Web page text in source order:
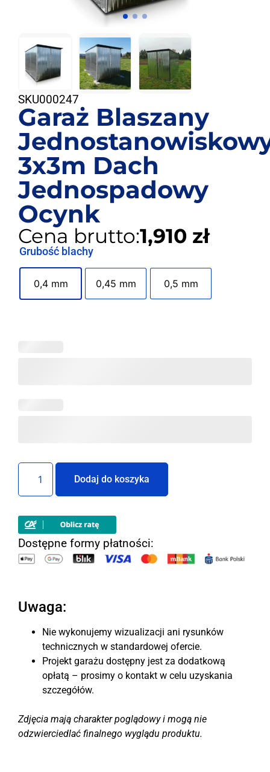
SKU000247
Garaż Blaszany
3x3m Dach
Jednospadowy
Ocynk
Cena brutto:1,910 zł
Grubość blachy
0,4 mm 0,45 mm 0,5 mm
Dodaj do koszyka
Dostępne formy płatności:
Uwaga:
Nie wykonujemy wizualizacji ani rysunków
technicznych w standardowej ofercie.
Projekt garażu dostępny jest za dodatkową
opłatą – prosimy o kontakt w celu uzyskania
szczegółów.
Zdjęcia mają charakter poglądowy i mogą nie
odzwierciedlać finalnego wyglądu produktu.